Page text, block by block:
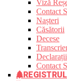
Viză
Contact
Nașteri
Căsătorii
Decese
Contact